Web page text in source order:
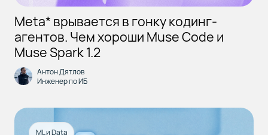
Meta* врывается в гонку кодинг-
агентов. Чем хороши Muse Code и
Muse Spark 1.2
Антон Дятлов
Инженер по ИБ
ML и Data